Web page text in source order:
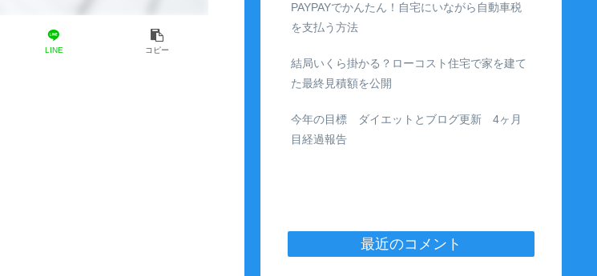
LINE コピー
PAYPAYでかんたん！自宅にいながら自動車税
を支払う方法
結局いくら掛かる？ローコスト住宅で家を建て
た最終見積額を公開
今年の目標 ダイエットとブログ更新 4ヶ月
目経過報告
最近のコメント